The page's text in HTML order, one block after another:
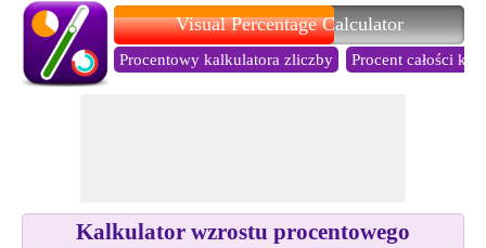
Visual Percentage Calculator
Procentowy kalkulatora zliczby Procent całości
Kalkulator wzrostu procentowego